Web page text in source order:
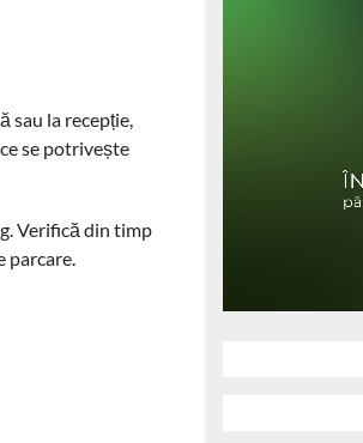
sau la recepție,
se potrivește
Verifică din timp
parcare.